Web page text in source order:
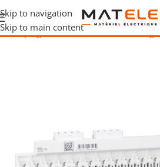
Skip to navigation
Skip to main content
Rails, peignes et accessoires de câblage